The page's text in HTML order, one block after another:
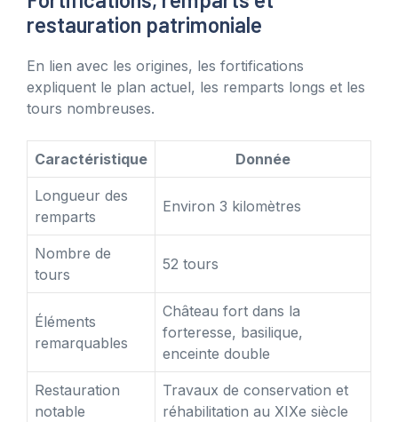
restauration patrimoniale
En lien avec les origines, les fortifications
expliquent le plan actuel, les remparts longs et les
tours nombreuses.
Caractéristique Donnée
Longueur des
remparts
Environ 3 kilomètres
Nombre de
tours
52 tours
Éléments
remarquables
Château fort dans la
forteresse, basilique,
enceinte double
Restauration
notable
Travaux de conservation et
réhabilitation au XIXe siècle